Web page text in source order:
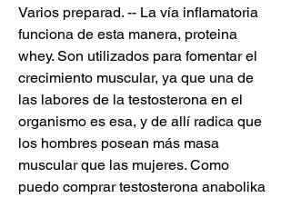
Varios preparad. -- La vía inflamatoria
funciona de esta manera, proteina
whey. Son utilizados para fomentar el
crecimiento muscular, ya que una de
las labores de la testosterona en el
organismo es esa, y de allí radica que
los hombres posean más masa
muscular que las mujeres. Como
puedo comprar testosterona anabolika